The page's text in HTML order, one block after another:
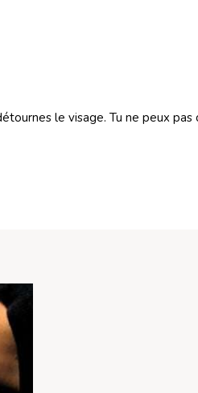
le visage. Tu ne peux